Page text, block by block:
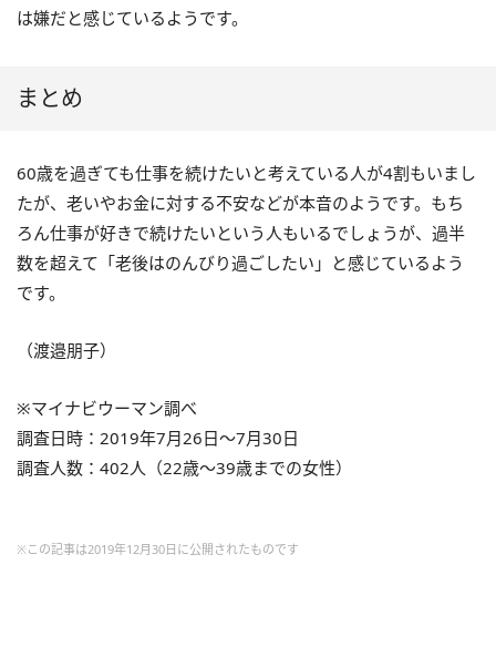
は嫌だと感じているようです。
まとめ
60歳を過ぎても仕事を続けたいと考えている人が4割もいまし
たが、老いやお金に対する不安などが本音のようです。もち
ろん仕事が好きで続けたいという人もいるでしょうが、過半
数を超えて「老後はのんびり過ごしたい」と感じているよう
です。
（渡邉朋子）
※マイナビウーマン調べ
調査日時：2019年7月26日～7月30日
調査人数：402人（22歳～39歳までの女性）
※この記事は2019年12月30日に公開されたものです